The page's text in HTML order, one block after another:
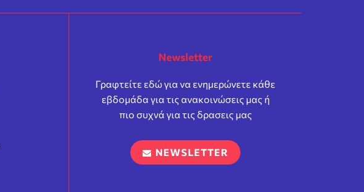
Newsletter
Γραφτείτε εδώ για να ενημερώνετε κάθε
εβδομάδα για τις ανακοινώσεις μας ή
πιο συχνά για τις δρασεις μας
NEWSLETTER